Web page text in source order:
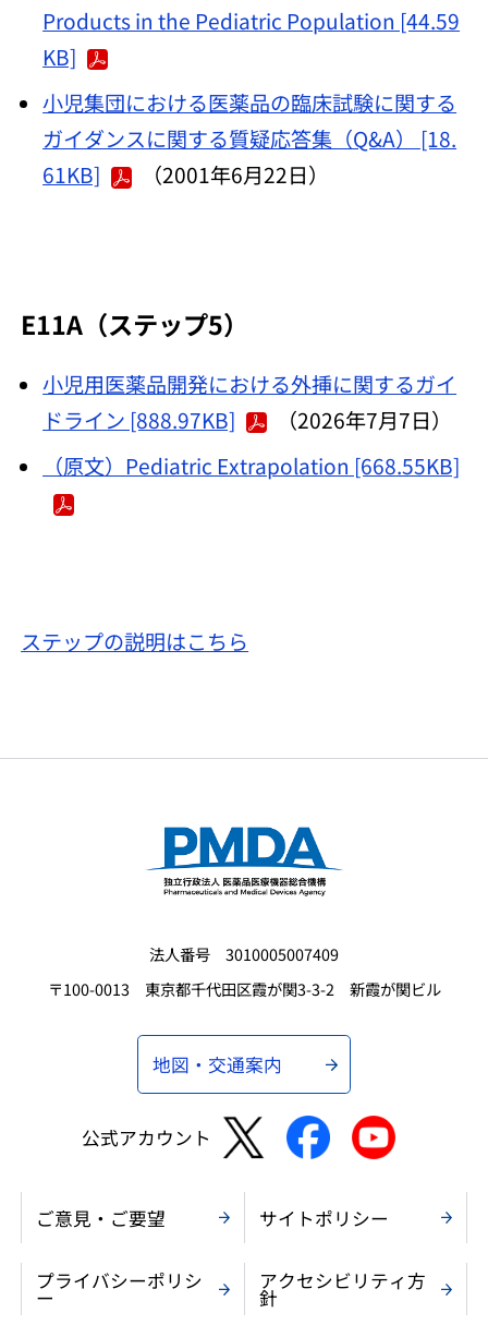
Products in the Pediatric Population [44.59
KB]
小児集団における医薬品の臨床試験に関する
ガイダンスに関する質疑応答集（Q&A） [18.
61KB]
（2001年6月22日）
E11A（ステップ5）
小児用医薬品開発における外挿に関するガイ
ドライン [888.97KB]
（2026年7月7日）
（原文）Pediatric Extrapolation [668.55KB]
ステップの説明はこちら
法人番号 3010005007409
〒100-0013 東京都千代田区霞が関3-3-2 新霞が関ビル
地図・交通案内
公式アカウント
ご意見・ご要望 サイトポリシー
プライバシーポリシ
ー
アクセシビリティ方
針